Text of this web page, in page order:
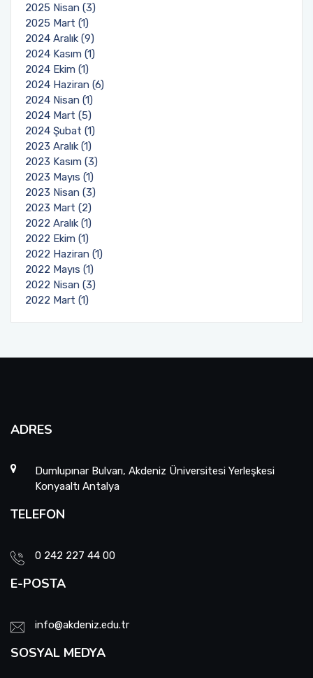
2025 Nisan (3)
2025 Mart (1)
2024 Aralık (9)
2024 Kasım (1)
2024 Ekim (1)
2024 Haziran (6)
2024 Nisan (1)
2024 Mart (5)
2024 Şubat (1)
2023 Aralık (1)
2023 Kasım (3)
2023 Mayıs (1)
2023 Nisan (3)
2023 Mart (2)
2022 Aralık (1)
2022 Ekim (1)
2022 Haziran (1)
2022 Mayıs (1)
2022 Nisan (3)
2022 Mart (1)
ADRES
Dumlupınar Bulvarı, Akdeniz Üniversitesi Yerleşkesi
Konyaaltı Antalya
TELEFON
0 242 227 44 00
E-POSTA
info@akdeniz.edu.tr
SOSYAL MEDYA